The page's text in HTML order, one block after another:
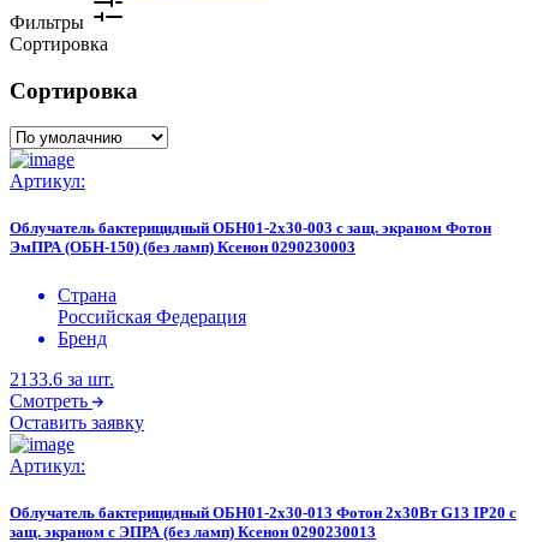
Фильтры
Сортировка
Сортировка
Артикул:
Облучатель бактерицидный ОБН01-2х30-003 с защ. экраном Фотон
ЭмПРА (ОБН-150) (без ламп) Ксенон 0290230003
Страна
Российская Федерация
Бренд
2133.6 за шт.
Смотреть
Оставить заявку
Артикул:
Облучатель бактерицидный ОБН01-2х30-013 Фотон 2х30Вт G13 IP20 с
защ. экраном с ЭПРА (без ламп) Ксенон 0290230013